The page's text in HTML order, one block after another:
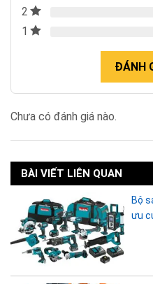
2
1
ĐÁNH
Chưa có đánh giá nào.
BÀI VIẾT LIÊN QUAN
Bộ
ưu